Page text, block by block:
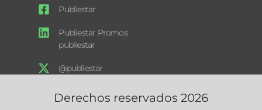
Publiestar
Publiestar Promos
publiestar
@publiestar
Derechos reservados 2026